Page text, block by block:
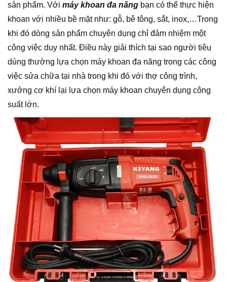
sản phẩm. Với máy khoan đa năng bạn có thể thực hiện
khoan với nhiều bề mặt như: gỗ, bê tông, sắt, inox,…Trong
khi đó dòng sản phẩm chuyên dụng chỉ đảm nhiệm một
công việc duy nhất. Điều này giải thích tại sao người tiêu
dùng thường lựa chọn máy khoan đa năng trong các công
việc sửa chữa tại nhà trong khi đó với thợ công trình,
xưởng cơ khí lại lựa chọn máy khoan chuyên dụng công
suất lớn.